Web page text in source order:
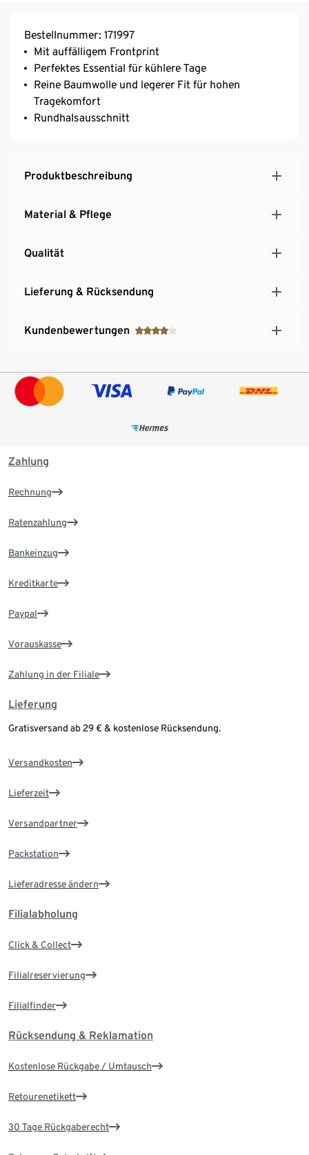
Bestellnummer: 171997
Mit auffälligem Frontprint
Perfektes Essential für kühlere Tage
Reine Baumwolle und legerer Fit für hohen
Tragekomfort
Rundhalsausschnitt
Produktbeschreibung
Material & Pflege
Qualität
Lieferung & Rücksendung
Kundenbewertungen
Zahlung
Rechnung
Ratenzahlung
Bankeinzug
Kreditkarte
Paypal
Vorauskasse
Zahlung in der Filiale
Lieferung
Gratisversand ab 29 € & kostenlose Rücksendung.
Versandkosten
Lieferzeit
Versandpartner
Packstation
Lieferadresse ändern
Filialabholung
Click & Collect
Filialreservierung
Filialfinder
Rücksendung & Reklamation
Kostenlose Rückgabe / Umtausch
Retourenetikett
30 Tage Rückgaberecht